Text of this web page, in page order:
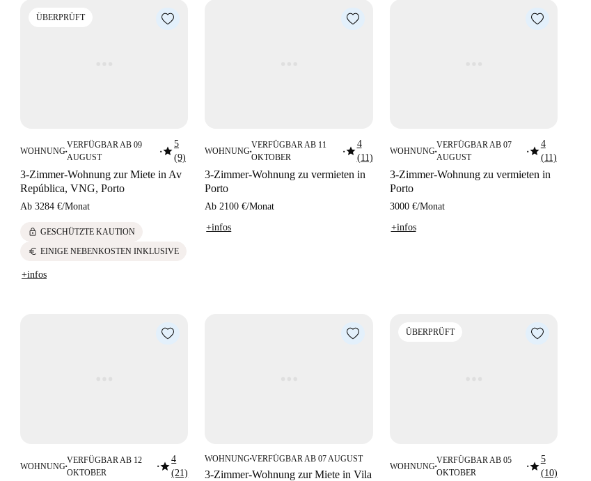
ÜBERPRÜFT
WOHNUNG■
VERFÜGBAR AB 09
AUGUST
■star5
(9)
3-Zimmer-Wohnung zur Miete in Av
República, VNG, Porto
Ab 3284 €/Monat
lock GESCHÜTZTE KAUTION
euro EINIGE NEBENKOSTEN INKLUSIVE
+infos
WOHNUNG■
VERFÜGBAR AB 11
OKTOBER
■star4
(11)
3-Zimmer-Wohnung zu vermieten in
Porto
Ab 2100 €/Monat
+infos
WOHNUNG■
VERFÜGBAR AB 07
AUGUST
■star4
(11)
3-Zimmer-Wohnung zu vermieten in
Porto
3000 €/Monat
+infos
WOHNUNG■
VERFÜGBAR AB 12
OKTOBER
■star4
(21)
WOHNUNG■VERFÜGBAR AB 07 AUGUST
3-Zimmer-Wohnung zur Miete in Vila
ÜBERPRÜFT
WOHNUNG■
VERFÜGBAR AB 05
OKTOBER
■star5
(10)